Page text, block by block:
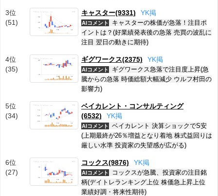
3位
(51)
キャスター(9331) YK掲
AIコメント
キャスターの株価が急落！注目ポ
イントは？(好業績発表後の急落 売買の波乱に
注目 翌日の動きに期待)
4位
(35)
ギグワークス(2375) YK掲
AIコメント
ギグワークス急落で注目度上昇(急
騰からの急落 時価総額大幅減少 ウルフ村田の
影響力)
5位
(34)
ベイカレント・コンサルティング
(6532)
YK掲
AIコメント
ベイカレント 決算ショックでS安
(上期最終が26％増益となり着地 株式益回りは
厳しい水準 投資家の失望感が広がる)
6位
(27)
コックス(9876) YK掲
AIコメント
コックスが急騰、投資家の注目銘
柄(デイトレランキング上位 株価急上昇上位
業績好調・将来性期待)